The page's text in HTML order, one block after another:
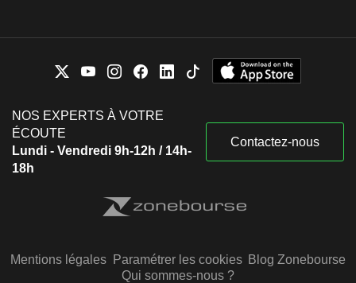
NOS EXPERTS À VOTRE
ÉCOUTE
Lundi - Vendredi 9h-12h / 14h-
18h
Contactez-nous
Mentions légales Paramétrer les cookies Blog Zonebourse
Qui sommes-nous ?